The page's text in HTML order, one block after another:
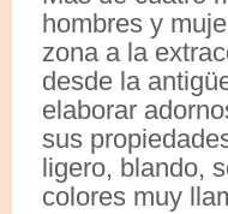
hombres y
zona a la
desde la
elaborar
sus
ligero, blando,
colores muy